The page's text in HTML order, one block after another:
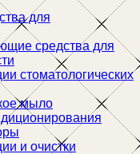
для
средства для
стоматологических
мыло
и очистки